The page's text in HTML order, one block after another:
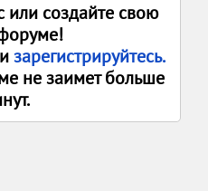
или создайте свою
зарегистрируйтесь.
не заимет больше